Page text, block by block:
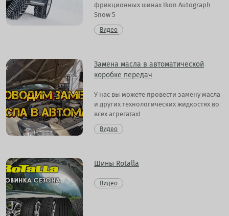
фрикционных шинах Ikon Autograph
Snow 5
Видео
Замена масла в автоматической
коробке передач
У нас вы можете провести замену масла
и других технологических жидкостях во
всех агрегатах!
Видео
Шины Rotalla
Видео